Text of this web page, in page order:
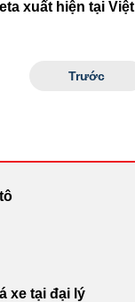
xuất hiện tại Việt
Trước
xe tại đại lý